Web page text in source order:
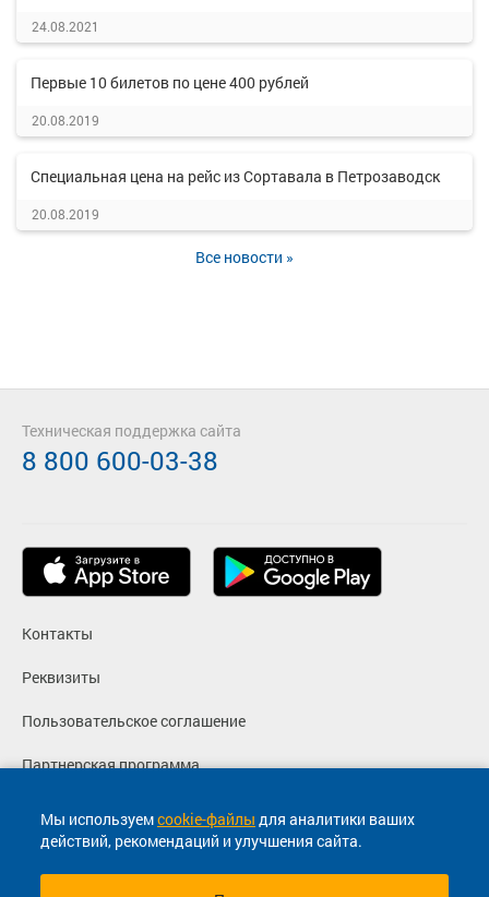
24.08.2021
Первые 10 билетов по цене 400 рублей
20.08.2019
Специальная цена на рейс из Сортавала в Петрозаводск
20.08.2019
Все новости »
Мы используемcookie-файлы для аналитики ваших
действий, рекомендаций и улучшения сайта.
Контакты
Реквизиты
Пользовательское соглашение
Партнерская программа
Политика конфиденциальности
Согласие на маркетинговые сообщения
Техническая поддержка сайта
8 800 600-03-38